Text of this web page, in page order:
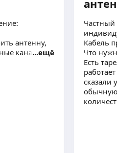
антенну,
каналыещё
Кабель
Что
Есть
сказали
обычную